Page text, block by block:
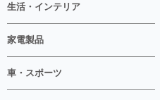
生活・インテリア
家電製品
車・スポーツ